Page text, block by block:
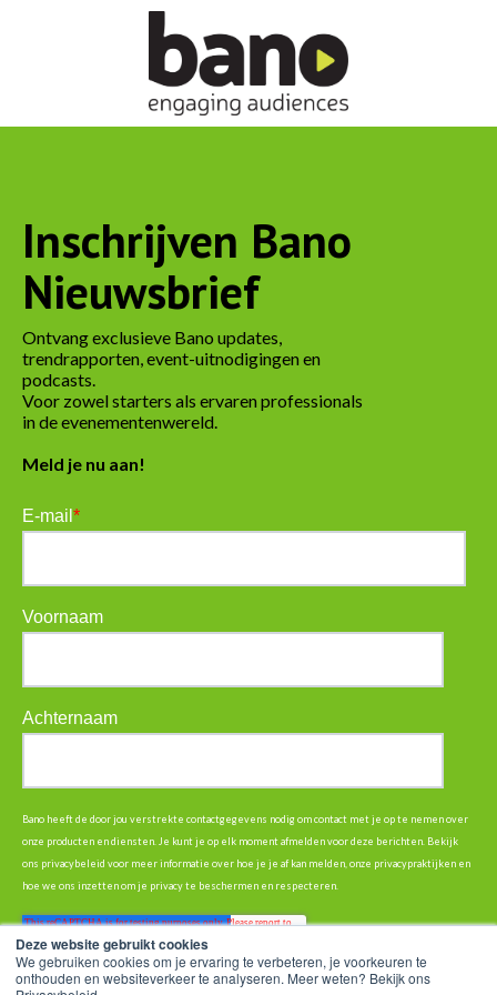
Deze website gebruikt cookies
We gebruiken cookies om je ervaring te verbeteren, je voorkeuren te
onthouden en websiteverkeer te analyseren. Meer weten? Bekijk ons
Inschrijven Bano
Nieuwsbrief
Ontvang exclusieve Bano updates,
trendrapporten, event-uitnodigingen en
podcasts.
Voor zowel starters als ervaren professionals
in de evenementenwereld.
Meld je nu aan!
E-mail *
Voornaam
Achternaam
Bano heeft de door jou verstrekte contactgegevens nodig om contact met je op te nemen over
onze producten en diensten. Je kunt je op elk moment afmelden voor deze berichten. Bekijk
ons privacybeleid voor meer informatie over hoe je je af kan melden, onze privacypraktijken en
hoe we ons inzetten om je privacy te beschermen en respecteren.